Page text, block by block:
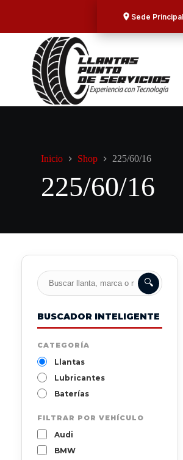
Sede
Inicio Shop 225/60/16
225/60/16
🔍
BUSCADOR INTELIGENTE
CATEGORÍA
Llantas
Lubricantes
Baterías
FILTRAR POR VEHÍCULO
Audi
BMW